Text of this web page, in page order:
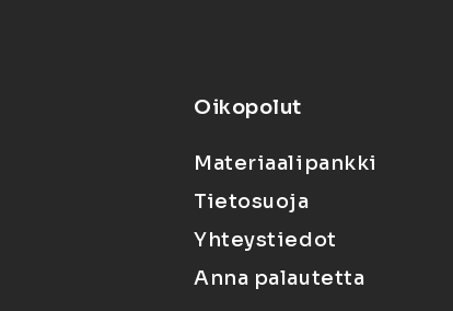
Oikopolut
Materiaalipankki
Tietosuoja
Yhteystiedot
Anna palautetta